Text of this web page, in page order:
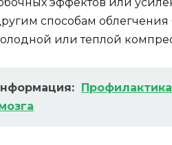
способам
или теплой